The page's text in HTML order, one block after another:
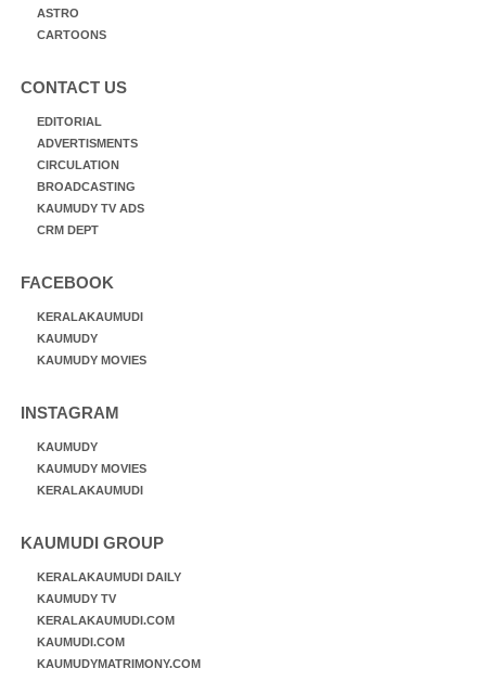
ASTRO
CARTOONS
CONTACT US
EDITORIAL
ADVERTISMENTS
CIRCULATION
BROADCASTING
KAUMUDY TV ADS
CRM DEPT
FACEBOOK
KERALAKAUMUDI
KAUMUDY
KAUMUDY MOVIES
INSTAGRAM
KAUMUDY
KAUMUDY MOVIES
KERALAKAUMUDI
KAUMUDI GROUP
KERALAKAUMUDI DAILY
KAUMUDY TV
KERALAKAUMUDI.COM
KAUMUDI.COM
KAUMUDYMATRIMONY.COM